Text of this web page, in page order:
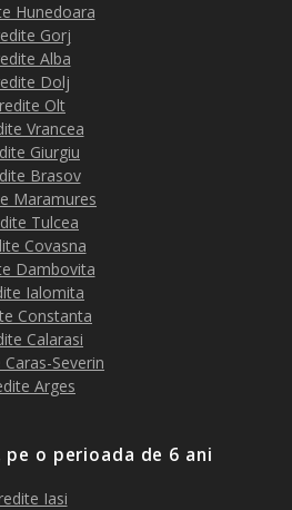
Hunedoara
Gorj
Alba
Dolj
Olt
Vrancea
Giurgiu
Brasov
Maramures
Tulcea
Covasna
Dambovita
Ialomita
Constanta
Calarasi
Caras-Severin
Arges
pe o perioada de 6 ani
Iasi